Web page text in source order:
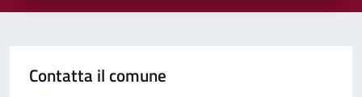
Contatta il comune